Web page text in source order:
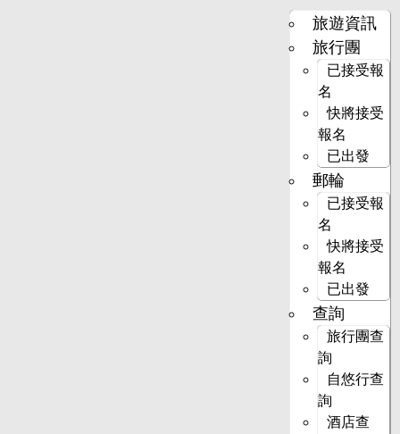
旅遊資訊
旅行團
已接受報
名
快將接受
報名
已出發
郵輪
已接受報
名
快將接受
報名
已出發
查詢
旅行團查
詢
自悠行查
詢
酒店查